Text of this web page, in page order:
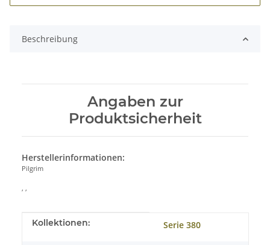
Beschreibung
Angaben zur
Produktsicherheit
Herstellerinformationen:
Pilgrim
, ,
Produkteigenschaft
Wert
Kollektionen: Serie 380